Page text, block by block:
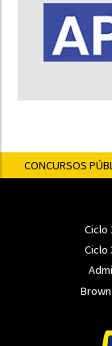
CONCURSOS
Ciclo
Ciclo